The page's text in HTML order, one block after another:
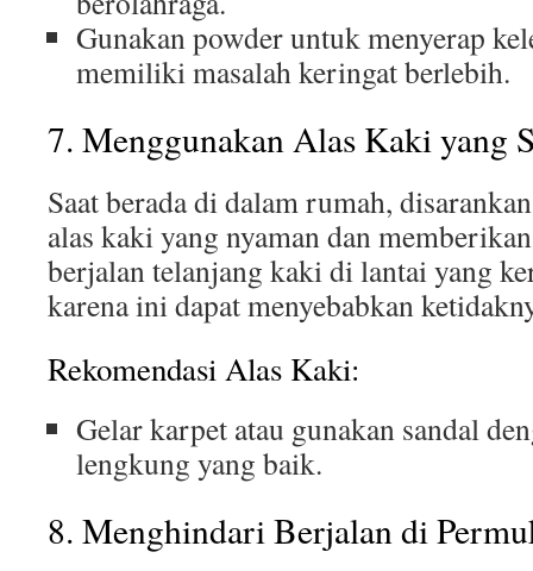
Gunakan powder untuk menyerap
memiliki masalah keringat berlebih.
7. Menggunakan Alas Kaki yang
Saat berada di dalam rumah,
alas kaki yang nyaman dan
berjalan telanjang kaki di lantai yang
karena ini dapat menyebabkan
Rekomendasi Alas Kaki:
Gelar karpet atau gunakan sandal
lengkung yang baik.
8. Menghindari Berjalan di